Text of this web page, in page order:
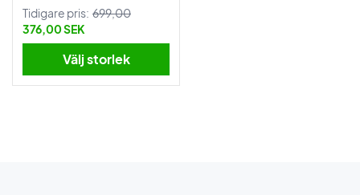
Tidigare pris: 699,00
376,00 SEK
Välj storlek